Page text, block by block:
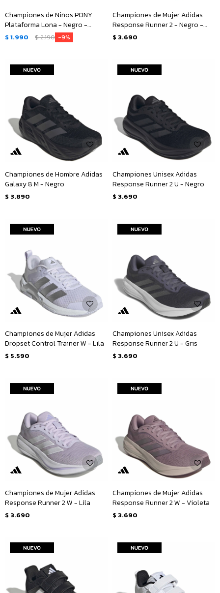
Championes de Niños PONY
Plataforma Lona - Negro -
Blanco
$ 1.990 $2.190 9
Championes de Mujer Adidas
Response Runner 2 - Negro -
Fucsia
$ 3.690
Championes de Hombre Adidas
Galaxy 8 M - Negro
$ 3.890
Championes Unisex Adidas
Response Runner 2 U - Negro
$ 3.690
Championes de Mujer Adidas
Dropset Control Trainer W - Lila
$ 5.590
Championes Unisex Adidas
Response Runner 2 U - Gris
$ 3.690
Championes de Mujer Adidas
Response Runner 2 W - Lila
$ 3.690
Championes de Mujer Adidas
Response Runner 2 W - Violeta
$ 3.690